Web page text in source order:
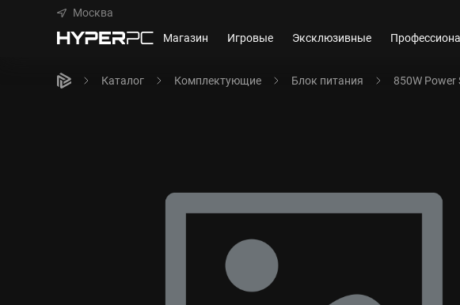
Москва
Магазин
Игровые Эксклюзивные
Каталог Комплектующие Блок питания 850W Power